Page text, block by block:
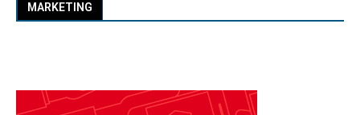
MARKETING